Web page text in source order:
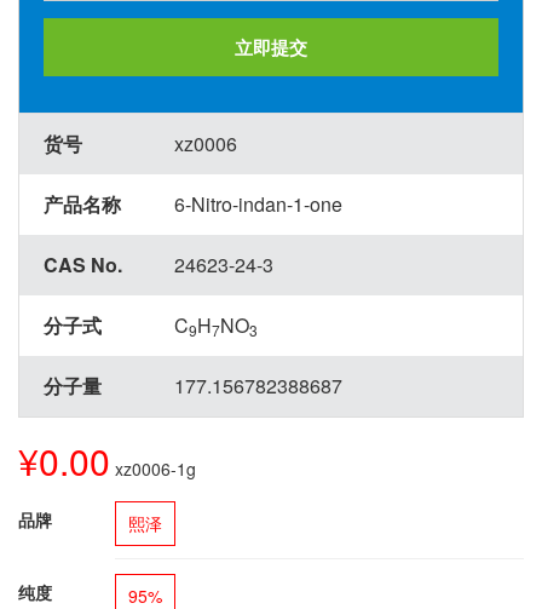
立即提交
货号 xz0006
产品名称 6-Nitro-indan-1-one
CAS No. 24623-24-3
分子式 C9H7NO3
分子量 177.156782388687
¥0.00 xz0006-1g
品牌 熙泽
纯度 95%